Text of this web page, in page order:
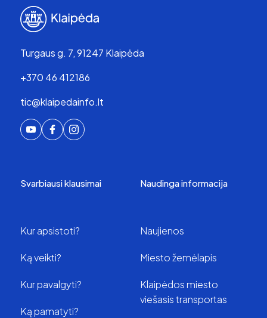
Turgaus g. 7, 91247 Klaipėda
+370 46 412186
tic@klaipedainfo.lt
Svarbiausi klausimai
Kur apsistoti?
Ką veikti?
Kur pavalgyti?
Ką pamatyti?
Naudinga informacija
Naujienos
Miesto žemėlapis
Klaipėdos miesto
viešasis transportas